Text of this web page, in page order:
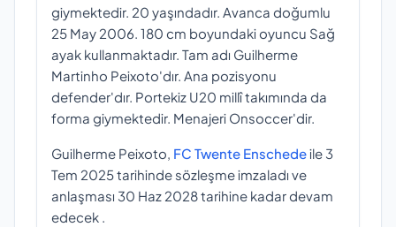
giymektedir. 20 yaşındadır. Avanca doğumlu
25 May 2006. 180 cm boyundaki oyuncu Sağ
ayak kullanmaktadır. Tam adı Guilherme
Martinho Peixoto'dır. Ana pozisyonu
defender'dır. Portekiz U20 millî takımında da
forma giymektedir. Menajeri Onsoccer'dir.
Guilherme Peixoto, FC Twente Enschedeile 3
Tem 2025 tarihinde sözleşme imzaladı ve
anlaşması 30 Haz 2028 tarihine kadar devam
edecek .